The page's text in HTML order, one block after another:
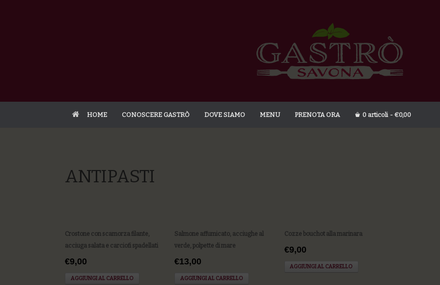
HOME CONOSCERE GASTRÒ DOVE SIAMO MENU PRENOTA ORA 0 articoli €0,00
ANTIPASTI
Crostone con scamorza filante,
acciuga salata e carciofi spadellati
€9,00
AGGIUNGI AL CARRELLO
Salmone affumicato, acciughe al
verde, polpette di mare
€13,00
AGGIUNGI AL CARRELLO
Cozze bouchot alla marinara
€9,00
AGGIUNGI AL CARRELLO